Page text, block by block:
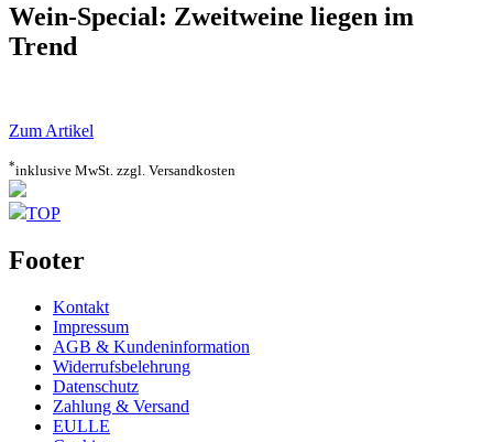
Wein-Special: Zweitweine liegen im
Trend
Zum Artikel
*inklusive MwSt. zzgl. Versandkosten
TOP
Footer
Kontakt
Impressum
AGB & Kundeninformation
Widerrufsbelehrung
Datenschutz
Zahlung & Versand
EULLE